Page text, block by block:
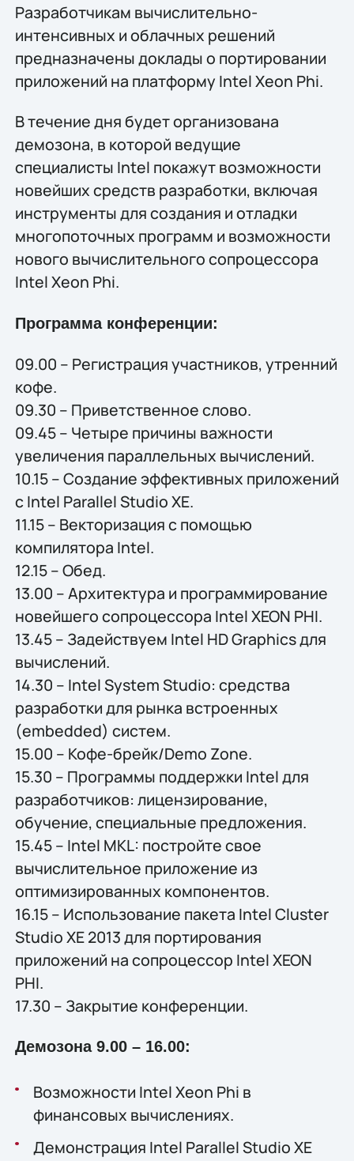
Разработчикам вычислительно-
интенсивных и облачных решений
предназначены доклады о портировании
приложений на платформу Intel Xeon Phi.
В течение дня будет организована
демозона, в которой ведущие
специалисты Intel покажут возможности
новейших средств разработки, включая
инструменты для создания и отладки
многопоточных программ и возможности
нового вычислительного сопроцессора
Intel Xeon Phi.
Программа конференции:
09.00 – Регистрация участников, утренний
кофе.
09.30 – Приветственное слово.
09.45 – Четыре причины важности
увеличения параллельных вычислений.
10.15 – Создание эффективных приложений
с Intel Parallel Studio XE.
11.15 – Векторизация с помощью
компилятора Intel.
12.15 – Обед.
13.00 – Архитектура и программирование
новейшего сопроцессора Intel XEON PHI.
13.45 – Задействуем Intel HD Graphics для
вычислений.
14.30 – Intel System Studio: средства
разработки для рынка встроенных
(embedded) систем.
15.00 – Кофе-брейк/Demo Zone.
15.30 – Программы поддержки Intel для
разработчиков: лицензирование,
обучение, специальные предложения.
15.45 – Intel MKL: постройте свое
вычислительное приложение из
оптимизированных компонентов.
16.15 – Использование пакета Intel Cluster
Studio XE 2013 для портирования
приложений на сопроцессор Intel XEON
PHI.
17.30 – Закрытие конференции.
Демозона 9.00 – 16.00:
Возможности Intel Xeon Phi в
финансовых вычислениях.
Демонстрация Intel Parallel Studio XE